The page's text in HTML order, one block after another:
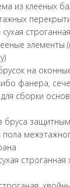
из клееных
элементы
на
фанера,
сборки
бруса